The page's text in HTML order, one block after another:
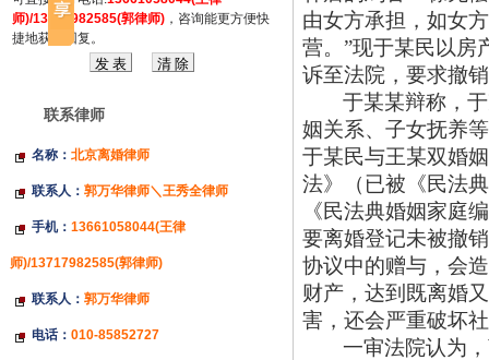
师)/13717982585(郭律师)，咨询能更方便快
捷地获得回复。
联系律师
名称： 北京离婚律师
联系人： 郭万华律师＼王秀全律师
手机： 13661058044(王律
师)/13717982585(郭律师)
联系人： 郭万华律师
电话： 010-85852727
由女方承担，如女
营。”现于某民以房
诉至法院，要求撤
于某某辩称，
姻关系、子女抚养
于某民与王某双婚
法》（已被《民法
《民法典婚姻家庭
要离婚登记未被撤
协议中的赠与，会
财产，达到既离婚
害，还会严重破坏
一审法院认为